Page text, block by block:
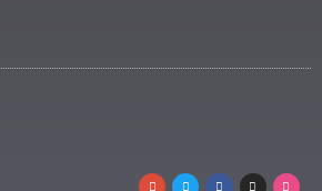
D
I
F
T
G